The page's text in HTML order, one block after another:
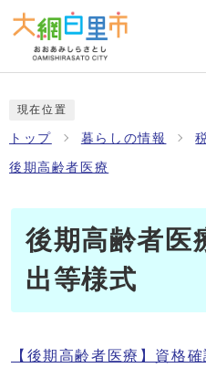
現在位置
トップ 暮らしの情報
後期高齢者医療
後期高齢者医
出等様式
【後期高齢者医療】資格